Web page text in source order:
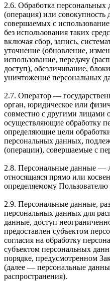
2.6. Обработка
(операция) или совокупность
совершаемых с
без использования таких
включая сбор, запись,
уточнение (обновление,
использование, передачу
доступ), обезличивание,
уничтожение персональных
2.7. Оператор —
орган, юридическое или
совместно с другими лицами
осуществляющие обработку
определяющие цели
персональных данных,
(операции), совершаемые с
2.8. Персональные данные —
относящаяся прямо или
определяемому Пользователю
2.9. Персональные данные,
персональных данных для
данные, доступ
предоставлен субъектом
согласия на обработку
субъектом персональных
порядке, предусмотренном
(далее — персональные
распространения).